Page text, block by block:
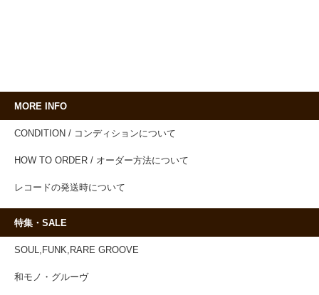
MORE INFO
CONDITION / コンディションについて
HOW TO ORDER / オーダー方法について
レコードの発送時について
特集・SALE
SOUL,FUNK,RARE GROOVE
和モノ・グルーヴ